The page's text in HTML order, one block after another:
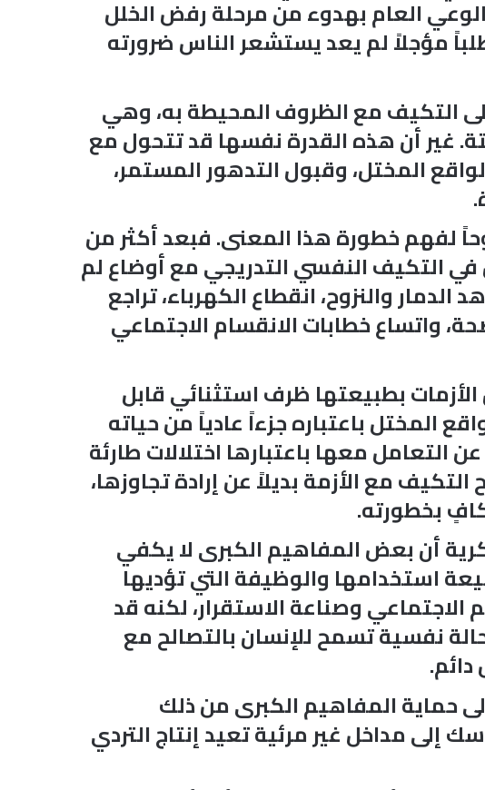
العام بهدوء من مرحلة رفض الخلل
مؤجلاً لم يعد يستشعر الناس ضرورته
التكيف مع الظروف المحيطة به، وهي
غير أن هذه القدرة نفسها قد تتحول مع
المختل، وقبول التدهور المستمر،
لفهم خطورة هذا المعنى. فبعد أكثر من
في التكيف النفسي التدريجي مع أوضاع لم
والنزوح، انقطاع الكهرباء، تراجع
واتساع خطابات الانقسام الاجتماعي
الأزمات بطبيعتها ظرف استثنائي قابل
المختل باعتباره جزءاً عادياً من حياته
التعامل معها باعتبارها اختلالات طارئة
مع الأزمة بديلاً عن إرادة تجاوزها،
بخطورته.
أن بعض المفاهيم الكبرى لا يكفي
استخدامها والوظيفة التي تؤديها
الاجتماعي وصناعة الاستقرار، لكنه قد
نفسية تسمح للإنسان بالتصالح مع
حماية المفاهيم الكبرى من ذلك
إلى مداخل غير مرئية تعيد إنتاج التردي